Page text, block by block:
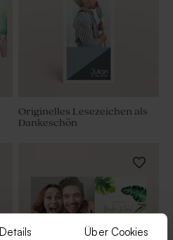
Details Über Cookies
Originelles Lesezeichen als
Dankeschön